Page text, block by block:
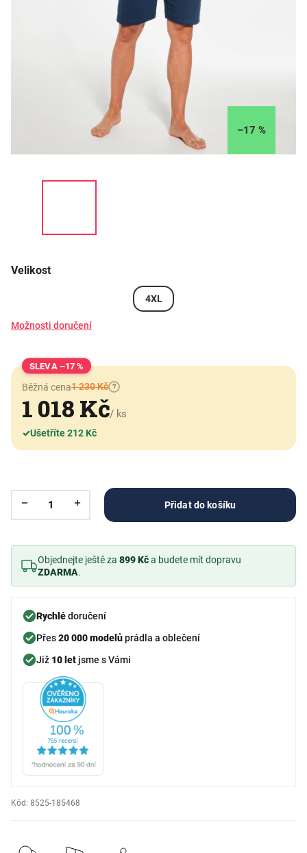
–17 %
Velikost
4XL
Možnosti doručení
–17 %
Běžná cena1 230 Kč ?
1 018 Kč/ ks
✓Ušetříte 212 Kč
Přidat do košíku
Objednejte ještě za 899 Kča budete mít dopravu
ZDARMA.
Rychlédoručení
Přes20 000 modelůprádla a oblečení
Již 10 let jsme s Vámi
Kód: 8525-185468